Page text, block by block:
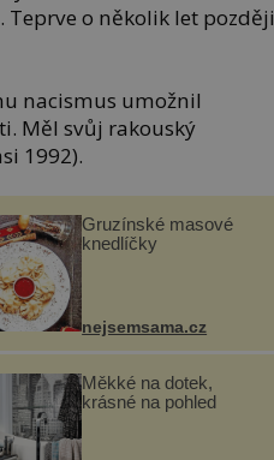
o několik let později
nacismus umožnil
Měl svůj rakouský
1992).
Gruzínské masové
knedlíčky
nejsemsama.cz
Měkké na dotek,
krásné na pohled